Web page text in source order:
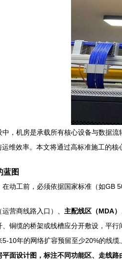
，机房是承载所有核心设备与数据
维效率。本文将通过高标准施工的核
蓝图
动工前，必须依据国家标准（如GB
（运营商线路入口）、 主配线区（MDA）
、铜缆的桥架或线槽应分开敷设，平
5-10年的网络扩容预留至少20%的线缆
平面设计图，标注不同功能区、走线路